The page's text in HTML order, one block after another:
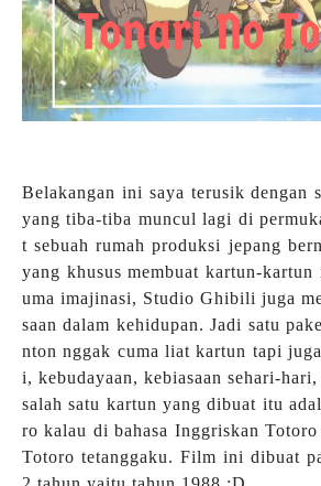
Belakangan ini saya terusik dengan
yang tiba-tiba muncul lagi di
t sebuah rumah produksi jepang
yang khusus membuat kartun-
uma imajinasi, Studio Ghibili juga
saan dalam kehidupan. Jadi satu
nton nggak cuma liat kartun tapi
i, kebudayaan, kebiasaan sehari-hari,
salah satu kartun yang dibuat itu
ro kalau di bahasa Inggriskan
Totoro tetanggaku. Film ini dibuat